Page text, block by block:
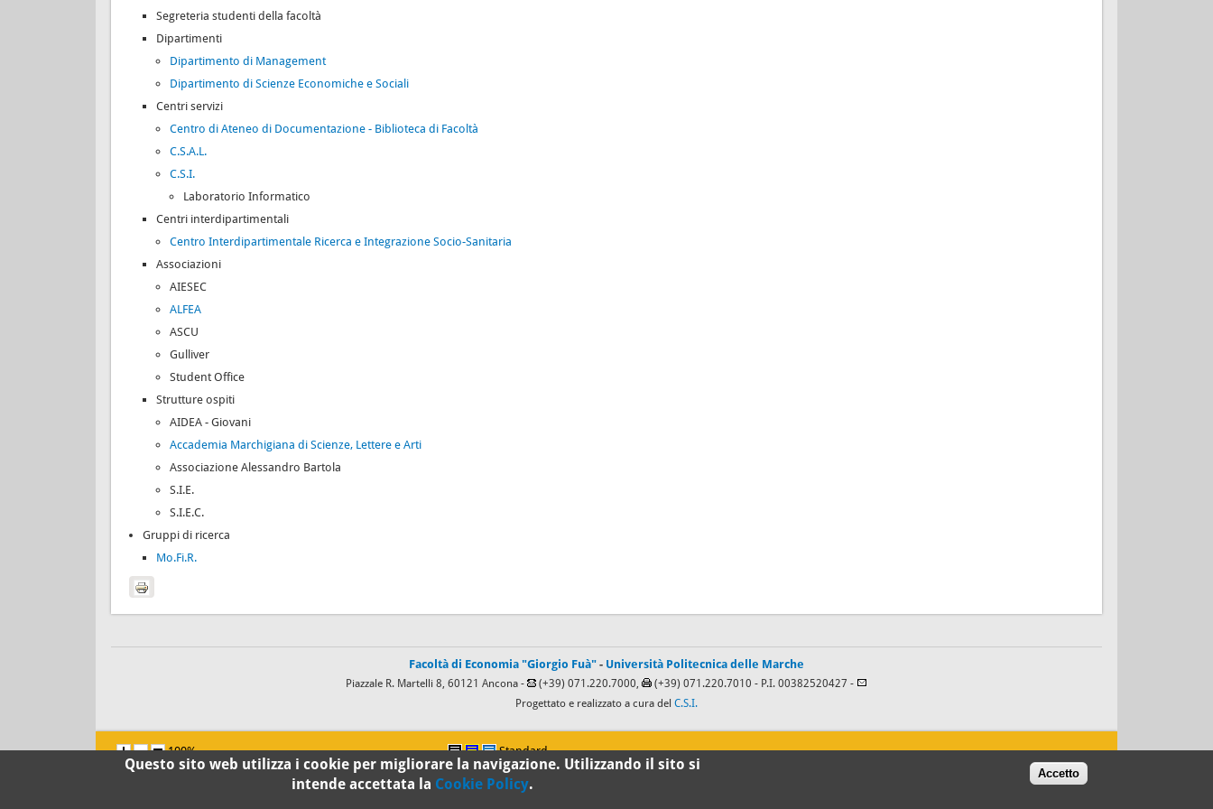
Segreteria studenti della facoltà
Dipartimenti
Dipartimento di Management
Dipartimento di Scienze Economiche e Sociali
Centri servizi
Centro di Ateneo di Documentazione - Biblioteca di Facoltà
C.S.A.L.
C.S.I.
Laboratorio Informatico
Centri interdipartimentali
Centro Interdipartimentale Ricerca e Integrazione Socio-Sanitaria
Associazioni
AIESEC
ALFEA
ASCU
Gulliver
Student Office
Strutture ospiti
AIDEA - Giovani
Accademia Marchigiana di Scienze, Lettere e Arti
Associazione Alessandro Bartola
S.I.E.
S.I.E.C.
Gruppi di ricerca
Mo.Fi.R.
Facoltà di Economia "Giorgio Fuà" - Università Politecnica delle Marche
Piazzale R. Martelli 8, 60121 Ancona - (+39) 071.220.7000, (+39) 071.220.7010 - P.I. 00382520427 -
Progettato e realizzato a cura del C.S.I.
100% Standard
Questo sito web utilizza i cookie per migliorare la navigazione. Utilizzando il sito si
intende accettata la Cookie Policy.
Accetto